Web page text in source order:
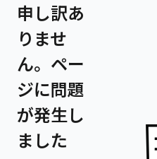
申し訳あ
りませ
ん。ペー
ジに問題
が発生し
ました